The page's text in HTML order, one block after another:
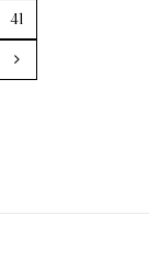
41